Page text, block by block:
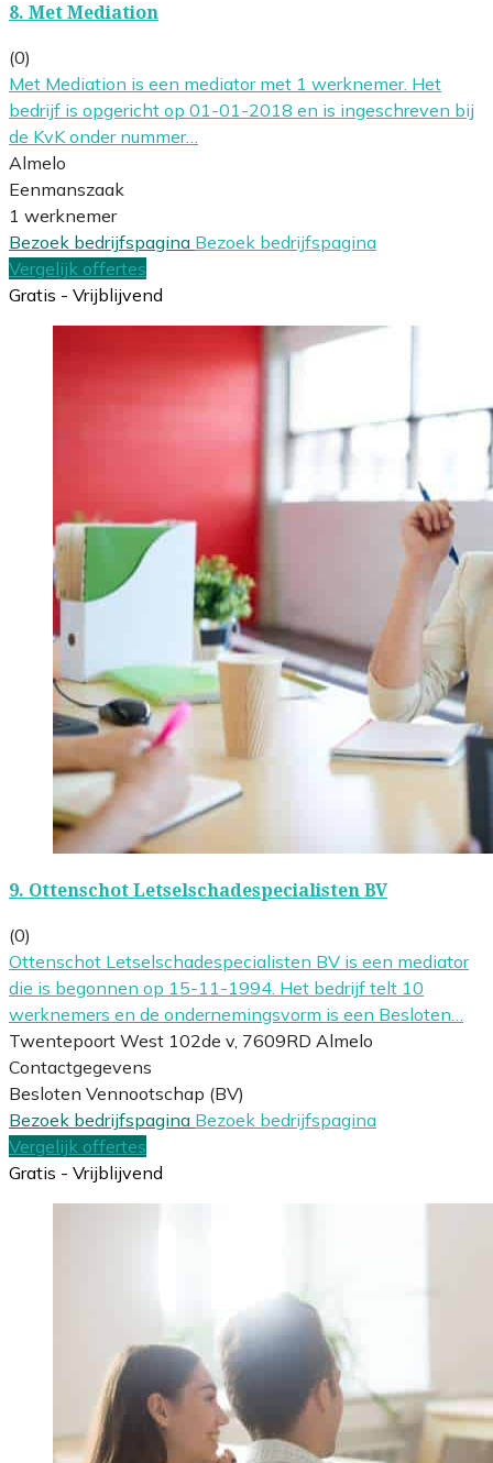
8. Met Mediation
(0)
Met Mediation is een mediator met 1 werknemer. Het
bedrijf is opgericht op 01-01-2018 en is ingeschreven bij
de KvK onder nummer…
Almelo
Eenmanszaak
1 werknemer
Bezoek bedrijfspagina Bezoek bedrijfspagina
Vergelijk offertes
Gratis - Vrijblijvend
9. Ottenschot Letselschadespecialisten BV
(0)
Ottenschot Letselschadespecialisten BV is een mediator
die is begonnen op 15-11-1994. Het bedrijf telt 10
werknemers en de ondernemingsvorm is een Besloten…
Twentepoort West 102de v, 7609RD Almelo
Contactgegevens
Besloten Vennootschap (BV)
Bezoek bedrijfspagina Bezoek bedrijfspagina
Vergelijk offertes
Gratis - Vrijblijvend